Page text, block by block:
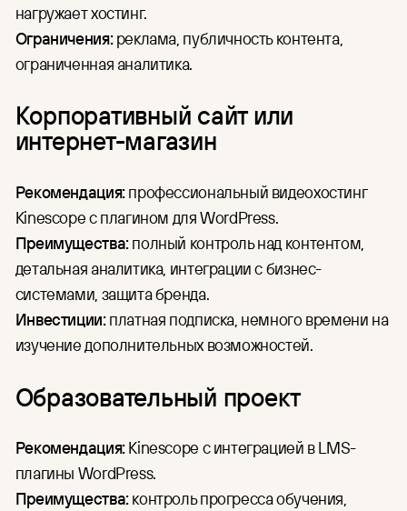
нагружает хостинг.
Ограничения:реклама, публичность контента,
ограниченная аналитика.
Корпоративный сайт или
интернет-магазин
Рекомендация:профессиональный видеохостинг
Kinescope с плагином для WordPress.
Преимущества:полный контроль над контентом,
детальная аналитика, интеграции с бизнес-
системами, защита бренда.
Инвестиции:платная подписка, немного времени на
изучение дополнительных возможностей.
Образовательный проект
Рекомендация:Kinescope с интеграцией в LMS-
плагины WordPress.
Преимущества:контроль прогресса обучения,